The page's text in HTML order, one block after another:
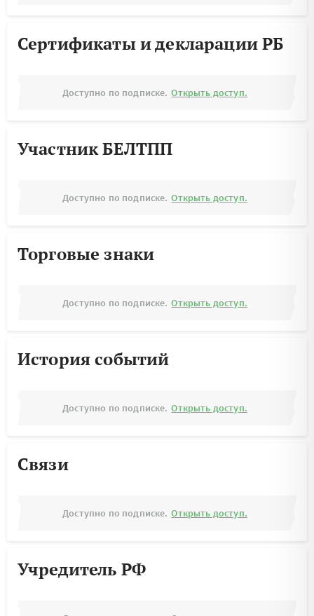
Сертификаты и декларации РБ
Доступно по подписке. Открыть доступ.
Участник БЕЛТПП
Доступно по подписке. Открыть доступ.
Торговые знаки
Доступно по подписке. Открыть доступ.
История событий
Доступно по подписке. Открыть доступ.
Связи
Доступно по подписке. Открыть доступ.
Учредитель РФ